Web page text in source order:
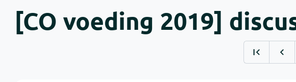
[CO voeding 2019]